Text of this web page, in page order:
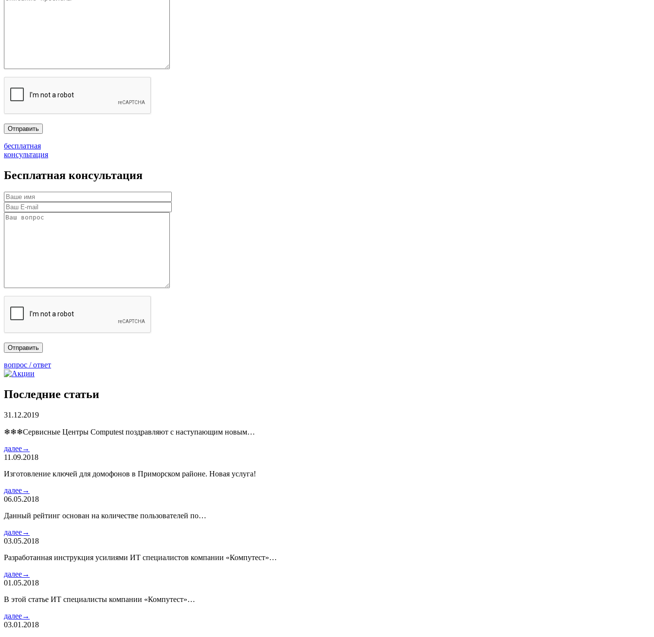
бесплатная
консультация
Бесплатная консультация
вопрос / ответ
Последние статьи
31.12.2019
❄❄❄Сервисные Центры Computest поздравляют с наступающим новым…
далее→
11.09.2018
Изготовление ключей для домофонов в Приморском районе. Новая услуга!
далее→
06.05.2018
Данный рейтинг основан на количестве пользователей по…
далее→
03.05.2018
Разработанная инструкция усилиями ИТ специалистов компании «Компутест»…
далее→
01.05.2018
В этой статье ИТ специалисты компании «Компутест»…
далее→
03.01.2018